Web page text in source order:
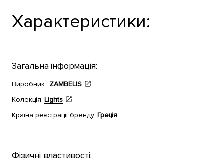
Характеристики:
Загальна інформація:
Виробник: ZAMBELIS
Колекція Lights
Країна реєстрації бренду Греція
Фізичні властивості: